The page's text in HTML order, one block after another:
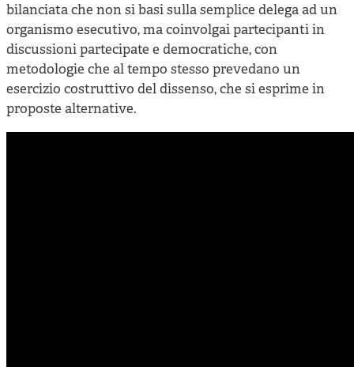
Valutazione e dintorni
bilanciata che non si basi sulla semplice delega ad un
organismo esecutivo, ma coinvolgai partecipanti in
discussioni partecipate e democratiche, con
metodologie che al tempo stesso prevedano un
esercizio costruttivo del dissenso, che si esprime in
proposte alternative.